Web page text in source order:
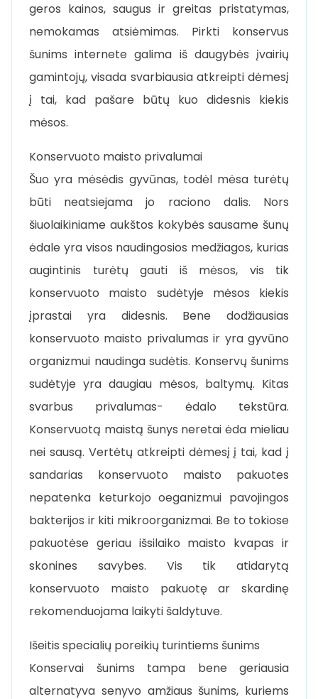
geros kainos, saugus ir greitas pristatymas,
nemokamas atsiėmimas. Pirkti konservus
šunims internete galima iš daugybės įvairių
gamintojų, visada svarbiausia atkreipti dėmesį
į tai, kad pašare būtų kuo didesnis kiekis
mėsos.
Konservuoto maisto privalumai
Šuo yra mėsėdis gyvūnas, todėl mėsa turėtų
būti neatsiejama jo raciono dalis. Nors
šiuolaikiniame aukštos kokybės sausame šunų
ėdale yra visos naudingosios medžiagos, kurias
augintinis turėtų gauti iš mėsos, vis tik
konservuoto maisto sudėtyje mėsos kiekis
įprastai yra didesnis. Bene dodžiausias
konservuoto maisto privalumas ir yra gyvūno
organizmui naudinga sudėtis. Konservų šunims
sudėtyje yra daugiau mėsos, baltymų. Kitas
svarbus privalumas- ėdalo tekstūra.
Konservuotą maistą šunys neretai ėda mieliau
nei sausą. Vertėtų atkreipti dėmesį į tai, kad į
sandarias konservuoto maisto pakuotes
nepatenka keturkojo oeganizmui pavojingos
bakterijos ir kiti mikroorganizmai. Be to tokiose
pakuotėse geriau išsilaiko maisto kvapas ir
skonines savybes. Vis tik atidarytą
konservuoto maisto pakuotę ar skardinę
rekomenduojama laikyti šaldytuve.
Išeitis specialių poreikių turintiems šunims
Konservai šunims tampa bene geriausia
alternatyva senyvo amžiaus šunims, kuriems